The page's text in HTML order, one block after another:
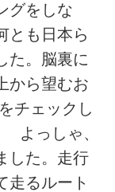
グをしな
とも日本ら
た。脳裏に
から望むお
チェックし
よっしゃ、
した。走行
走るルート